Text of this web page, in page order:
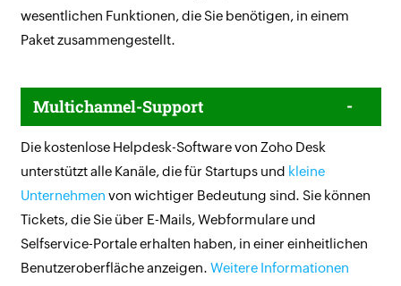
wesentlichen Funktionen, die Sie benötigen, in einem
Paket zusammengestellt.
Multichannel-Support
Die kostenlose Helpdesk-Software von Zoho Desk
unterstützt alle Kanäle, die für Startups und kleine
Unternehmen von wichtiger Bedeutung sind. Sie können
Tickets, die Sie über E-Mails, Webformulare und
Selfservice-Portale erhalten haben, in einer einheitlichen
Benutzeroberfläche anzeigen. Weitere Informationen